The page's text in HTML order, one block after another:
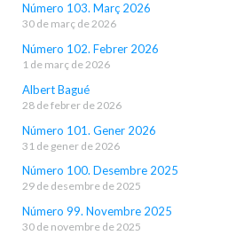
Número 103. Març 2026
30 de març de 2026
Número 102. Febrer 2026
1 de març de 2026
Albert Bagué
28 de febrer de 2026
Número 101. Gener 2026
31 de gener de 2026
Número 100. Desembre 2025
29 de desembre de 2025
Número 99. Novembre 2025
30 de novembre de 2025